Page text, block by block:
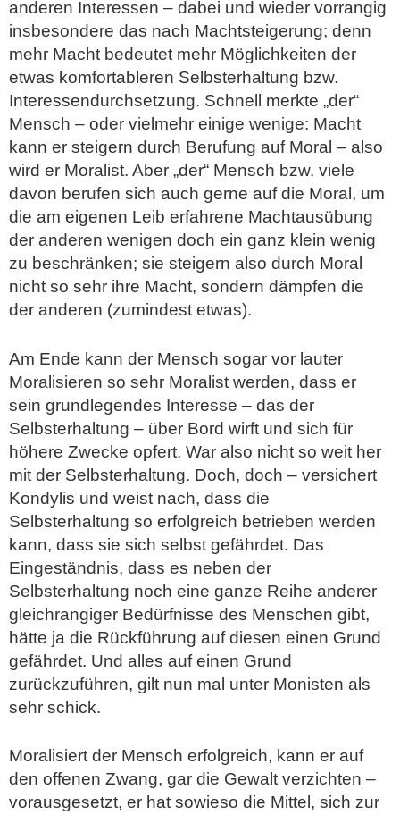
anderen Interessen – dabei und wieder vorrangig
insbesondere das nach Machtsteigerung; denn
mehr Macht bedeutet mehr Möglichkeiten der
etwas komfortableren Selbsterhaltung bzw.
Interessendurchsetzung. Schnell merkte „der“
Mensch – oder vielmehr einige wenige: Macht
kann er steigern durch Berufung auf Moral – also
wird er Moralist. Aber „der“ Mensch bzw. viele
davon berufen sich auch gerne auf die Moral, um
die am eigenen Leib erfahrene Machtausübung
der anderen wenigen doch ein ganz klein wenig
zu beschränken; sie steigern also durch Moral
nicht so sehr ihre Macht, sondern dämpfen die
der anderen (zumindest etwas).
Am Ende kann der Mensch sogar vor lauter
Moralisieren so sehr Moralist werden, dass er
sein grundlegendes Interesse – das der
Selbsterhaltung – über Bord wirft und sich für
höhere Zwecke opfert. War also nicht so weit her
mit der Selbsterhaltung. Doch, doch – versichert
Kondylis und weist nach, dass die
Selbsterhaltung so erfolgreich betrieben werden
kann, dass sie sich selbst gefährdet. Das
Eingeständnis, dass es neben der
Selbsterhaltung noch eine ganze Reihe anderer
gleichrangiger Bedürfnisse des Menschen gibt,
hätte ja die Rückführung auf diesen einen Grund
gefährdet. Und alles auf einen Grund
zurückzuführen, gilt nun mal unter Monisten als
sehr schick.
Moralisiert der Mensch erfolgreich, kann er auf
den offenen Zwang, gar die Gewalt verzichten –
vorausgesetzt, er hat sowieso die Mittel, sich zur